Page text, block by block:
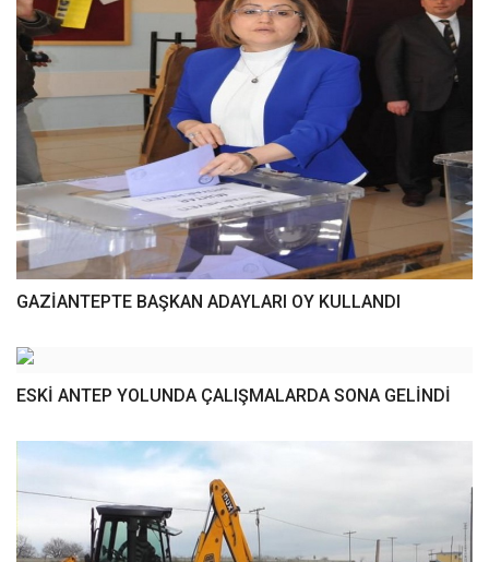
GAZİANTEPTE BAŞKAN ADAYLARI OY KULLANDI
ESKİ ANTEP YOLUNDA ÇALIŞMALARDA SONA GELİNDİ